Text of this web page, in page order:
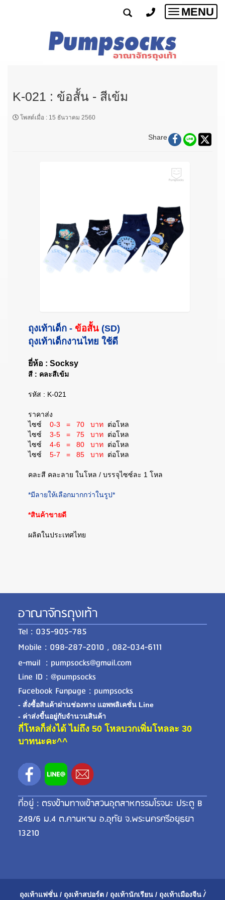
Toggle
MENU
K-021 : ข้อสั้น - สีเข้ม
โพสต์เมื่อ : 15 ธันวาคม 2560
Share
ถุงเท้าเด็ก - ข้อสั้น (SD)
ถุงเท้าเด็กงานไทย ใช้ดี
ยี่ห้อ : Socksy
สี : คละสีเข้ม
รหัส : K-021
ราคาส่ง
ไซซ์ 0-3 = 70 บาท ต่อโหล
ไซซ์ 3-5 = 75 บาท ต่อโหล
ไซซ์ 4-6 = 80 บาท ต่อโหล
ไซซ์ 5-7 = 85 บาท ต่อโหล
คละสี คละลาย ในโหล / บรรจุไซซ์ละ 1 โหล
*มีลายให้เลือกมากกว่าในรูป*
*สินค้าขายดี
ผลิตในประเทศไทย
อาณาจักรถุงเท้า
Tel : 035-905-785
Mobile : 098-287-2010 , 082-034-6111
e-mail : pumpsocks@gmail.com
Line ID : @pumpsocks
Facebook Fanpage : pumpsocks
- สั่งซื้อสินค้าผ่านช่องทาง แอพพลิเคชั่น Line
- ค่าส่งขี้นอยู่กับจำนวนสินค้า
กี่โหลก็ส่งได้ ไม่ถึง 50 โหลบวกเพิ่มโหลละ 30
บาทนะคะ^^
ที่อยู่ : ตรงข้ามทางเข้าสวนอุตสาหกรรมโรจนะ ประตู B
249/6 ม.4 ต.คานหาม อ.อุทัย จ.พระนครศรีอยุธยา
13210
ถุงเท้าแฟชั่น / ถุงเท้าสปอร์ต / ถุงเท้านักเรียน / ถุงเท้าเมืองจีน /่